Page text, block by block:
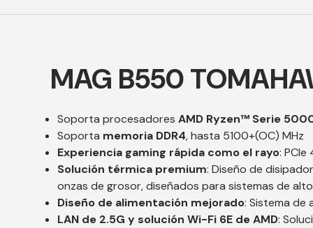
MAG B550
Soporta procesadores AMD Ryzen™ Serie
Soporta memoria DDR4, hasta 5100+(OC) MHz
Experiencia gaming rápida como el rayo: PCIe
Solución térmica premium: Diseño de
onzas de grosor, diseñados para sistemas de
Diseño de alimentación mejorado: Sistema de
LAN de 2.5G y solución Wi-Fi 6E de AMD: